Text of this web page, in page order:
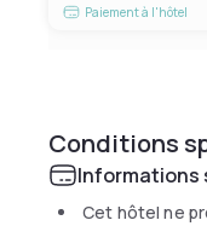
Paiement à l'hôtel
Conditions
Informations
Cet hôtel ne